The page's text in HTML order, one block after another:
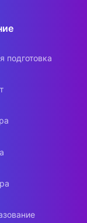
подготовка